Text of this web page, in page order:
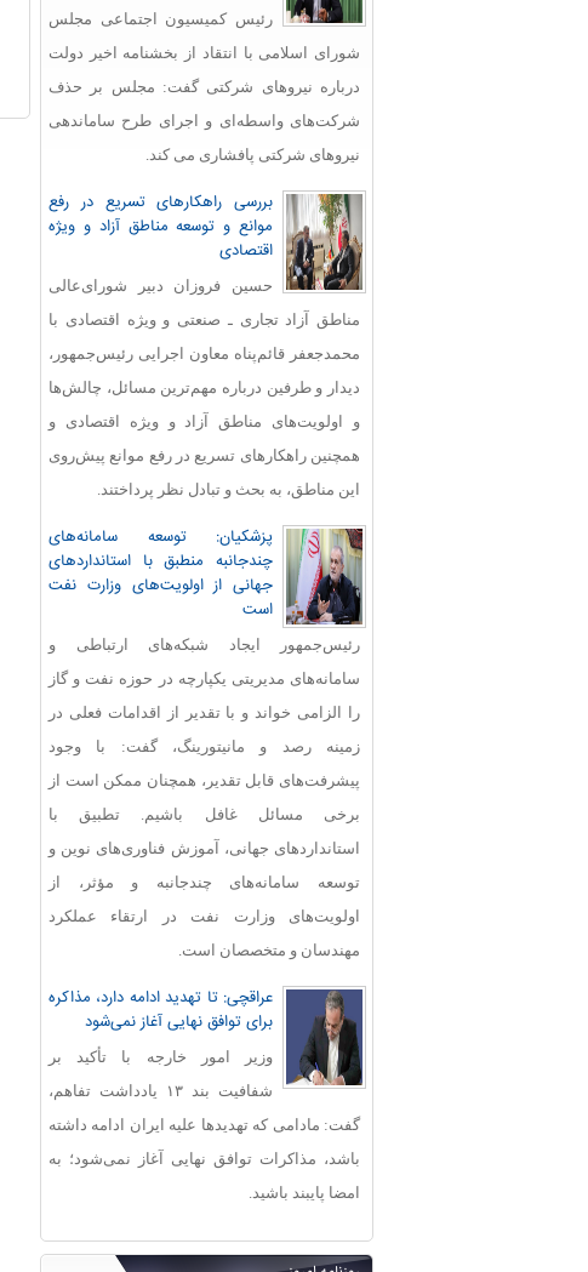
رئیس کمیسیون اجتماعی مجلس
شورای اسلامی با انتقاد از بخشنامه اخیر دولت
درباره نیروهای شرکتی گفت: مجلس بر حذف
شرکت‌های واسطه‌ای و اجرای طرح ساماندهی
نیروهای شرکتی پافشاری می کند.
بررسی راهکارهای تسریع در رفع
موانع و توسعه مناطق آزاد و ویژه
اقتصادی
حسین فروزان دبیر شورای‌عالی
مناطق آزاد تجاری ـ صنعتی و ویژه اقتصادی با
محمدجعفر قائم‌پناه معاون اجرایی رئیس‌جمهور،
دیدار و طرفین درباره مهم‌ترین مسائل، چالش‌ها
و اولویت‌های مناطق آزاد و ویژه اقتصادی و
همچنین راهکارهای تسریع در رفع موانع پیش‌روی
این مناطق، به بحث و تبادل نظر پرداختند.
پزشکیان: توسعه سامانه‌های
چندجانبه منطبق با استانداردهای
جهانی از اولویت‌های وزارت نفت
است
رئیس‌جمهور ایجاد شبکه‌های ارتباطی و
سامانه‌های مدیریتی یکپارچه در حوزه نفت و گاز
را الزامی خواند و با تقدیر از اقدامات فعلی در
زمینه رصد و مانیتورینگ، گفت: با وجود
پیشرفت‌های قابل‌ تقدیر، همچنان ممکن است از
برخی مسائل غافل باشیم. تطبیق با
استانداردهای جهانی، آموزش فناوری‌های نوین و
توسعه سامانه‌های چندجانبه و مؤثر، از
اولویت‌های وزارت نفت در ارتقاء عملکرد
مهندسان و متخصصان است.
عراقچی: تا تهدید ادامه دارد، مذاکره
برای توافق نهایی آغاز نمی‌شود
وزیر امور خارجه با تأکید بر
شفافیت بند ۱۳ یادداشت تفاهم،
گفت: مادامی که تهدیدها علیه ایران ادامه داشته
باشد، مذاکرات توافق نهایی آغاز نمی‌شود؛ به
امضا پایبند باشید.